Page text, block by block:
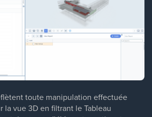
toute manipulation effectuée
la vue 3D en filtrant le Tableau